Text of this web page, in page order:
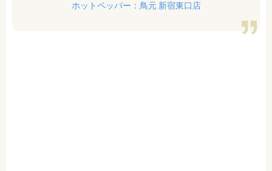
ホットペッパー：鳥元 新宿東口店